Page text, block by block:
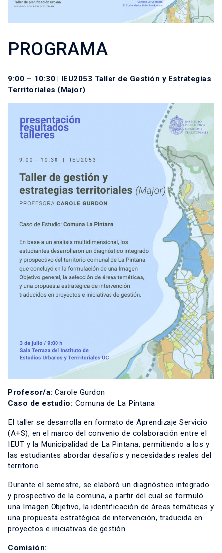
PROGRAMA
9:00 – 10:30 | IEU2053 Taller de Gestión y Estrategias
Territoriales (Major)
Profesor/a: Carole Gurdon
Caso de estudio: Comuna de La Pintana
El taller se desarrolla en formato de Aprendizaje Servicio
(A+S), en el marco del convenio de colaboración entre el
IEUT y la Municipalidad de La Pintana, permitiendo a los y
las estudiantes abordar desafíos y necesidades reales del
territorio.
Durante el semestre, se elaboró un diagnóstico integrado
y prospectivo de la comuna, a partir del cual se formuló
una Imagen Objetivo, la identificación de áreas temáticas y
una propuesta estratégica de intervención, traducida en
proyectos e iniciativas de gestión.
Comisión: